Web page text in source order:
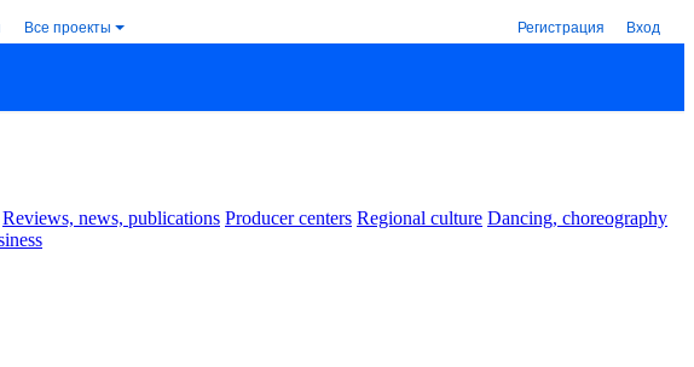
Все проекты Регистрация Вход
Reviews, news, publications Producer centers Regional culture Dancing, choreography